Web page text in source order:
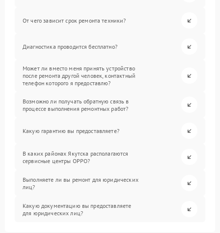
От чего зависит срок ремонта техники?
Диагностика проводится бесплатно?
Может ли вместо меня принять устройство
после ремонта другой человек, контактный
телефон которого я предоставлю?
Возможно ли получать обратную связь в
процессе выполнения ремонтных работ?
Какую гарантию вы предоставляете?
В каких районах Якутска располагаются
сервисные центры OPPO?
Выполняете ли вы ремонт для юридических
лиц?
Какую документацию вы предоставляете
для юридических лиц?